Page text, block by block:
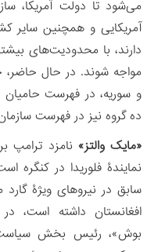
می‌شود تا دولت آمریکا،
آمریکایی و همچنین سایر
دارند، با محدودیت‌های
مواجه شوند. در حال حاضر،
و سوریه، در فهرست حامیان
ده گروه نیز در فهرست
«مایک والتز» نامزد ترامپ
نمایندۀ فلوریدا در
سابق در نیروهای ویژۀ
افغانستان داشته است،
بوش»، رئیس بخش سیاست